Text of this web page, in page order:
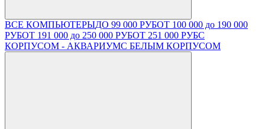
ВСЕ КОМПЬЮТЕРЫДО 99 000 РУБОТ 100 000 до 190 000
РУБОТ 191 000 до 250 000 РУБОТ 251 000 РУБС
КОРПУСОМ - АКВАРИУМС БЕЛЫМ КОРПУСОМ